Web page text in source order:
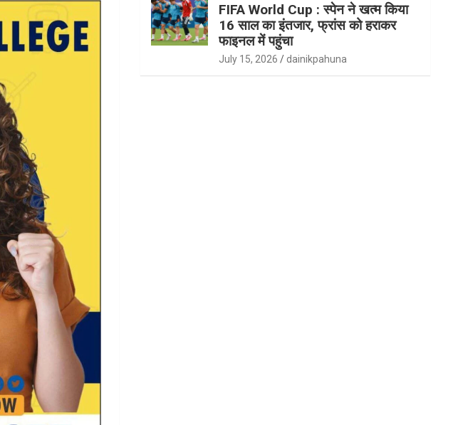
FIFA World Cup : स्पेन ने खत्म किया
16 साल का इंतजार, फ्रांस को हराकर
फाइनल में पहुंचा
July 15, 2026 dainikpahuna